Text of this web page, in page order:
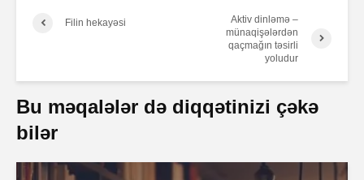
Filin hekayəsi
Aktiv dinləmə –
münaqişələrdən
qaçmağın təsirli
yoludur
Bu məqalələr də diqqətinizi çəkə
bilər